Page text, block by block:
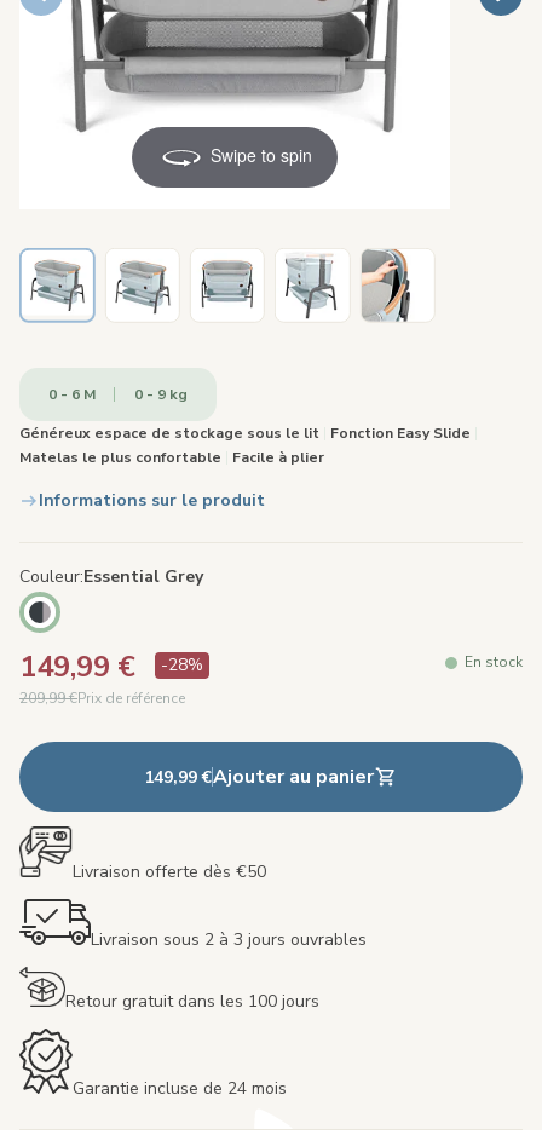
Swipe to spin
0 - 6 M
0 - 9 kg
Généreux espace de stockage sous le lit
Fonction Easy Slide
Matelas le plus confortable
Facile à plier
Informations sur le produit
Couleur Essential Grey
149,99 € -28%
209,99 €Prix de référence
En stock
149,99 €Ajouter au panier
Livraison offerte dès €50
Livraison sous 2 à 3 jours ouvrables
Retour gratuit dans les 100 jours
Garantie incluse de 24 mois